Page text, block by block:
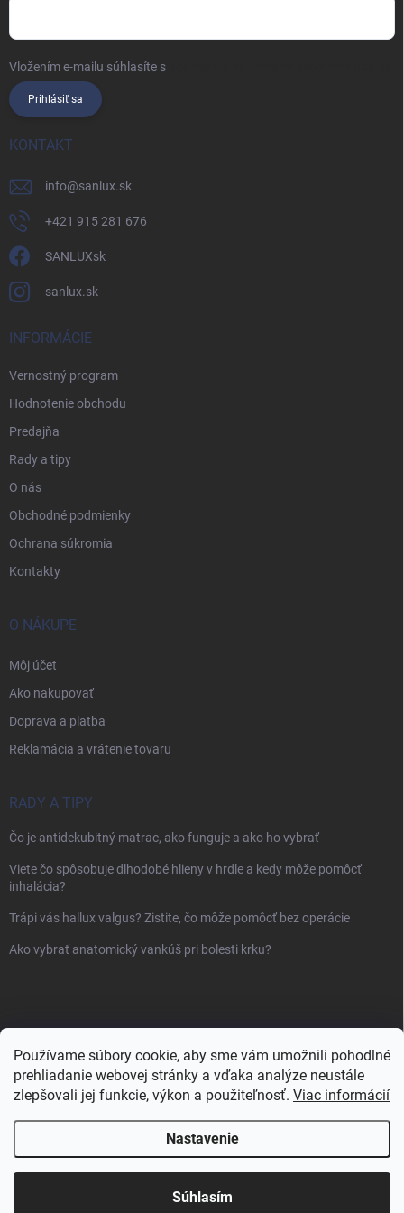
Používame súbory cookie, aby sme vám umožnili pohodlné
prehliadanie webovej stránky a vďaka analýze neustále
zlepšovali jej funkcie, výkon a použiteľnosť. Viac informácií
Nastavenie
Súhlasím
Vložením e-mailu súhlasíte s
Prihlásiť sa
KONTAKT
info@sanlux.sk
+421 915 281 676
SANLUXsk
sanlux.sk
INFORMÁCIE
Vernostný program
Hodnotenie obchodu
Predajňa
Rady a tipy
O nás
Obchodné podmienky
Ochrana súkromia
Kontakty
O NÁKUPE
Môj účet
Ako nakupovať
Doprava a platba
Reklamácia a vrátenie tovaru
RADY A TIPY
Čo je antidekubitný matrac, ako funguje a ako ho vybrať
Viete čo spôsobuje dlhodobé hlieny v hrdle a kedy môže pomôcť
inhalácia?
Trápi vás hallux valgus? Zistite, čo môže pomôcť bez operácie
Ako vybrať anatomický vankúš pri bolesti krku?
Sanlux.sk . Všetky práva vyhradené.